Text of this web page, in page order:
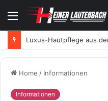
Menu
Home / Informationen
Informationen